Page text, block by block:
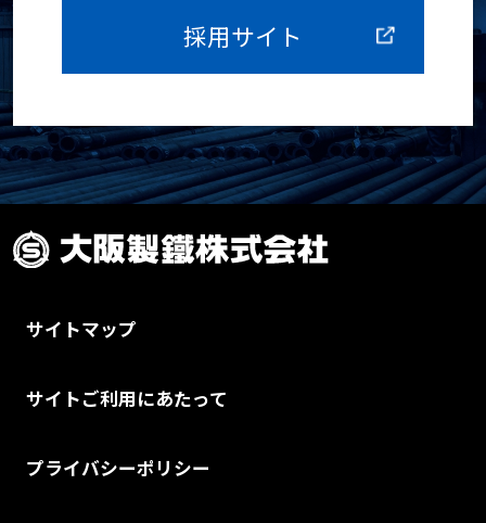
採用サイト
サイトマップ
サイトご利用にあたって
プライバシーポリシー